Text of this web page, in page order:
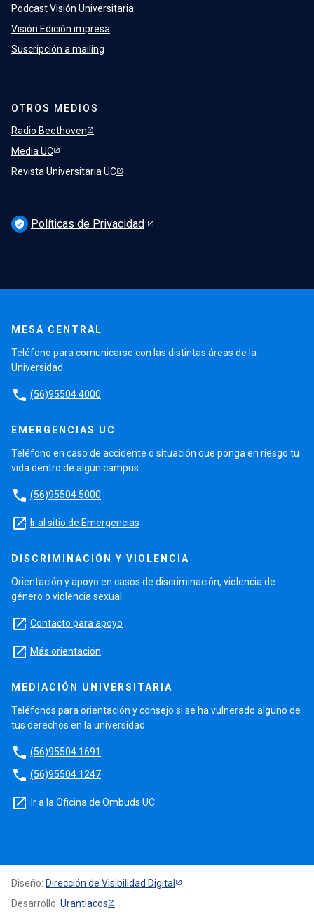
Podcast Visión Universitaria
Visión Edición impresa
Suscripción a mailing
OTROS MEDIOS
Radio Beethoven
Media UC
Revista Universitaria UC
verified_user Políticas de Privacidad
MESA CENTRAL
Teléfono para comunicarse con las distintas áreas de la
Universidad.
phone (56)95504 4000
EMERGENCIAS UC
Teléfono en caso de accidente o situación que ponga en riesgo tu
vida dentro de algún campus.
phone (56)95504 5000
launch Ir al sitio de Emergencias
DISCRIMINACIÓN Y VIOLENCIA
Orientación y apoyo en casos de discriminación, violencia de
género o violencia sexual.
launch Contacto para apoyo
launch Más orientación
MEDIACIÓN UNIVERSITARIA
Teléfonos para orientación y consejo si se ha vulnerado alguno de
tus derechos en la universidad.
phone (56)95504 1691
phone (56)95504 1247
launch Ir a la Oficina de Ombuds UC
Diseño: Dirección de Visibilidad Digital
Desarrollo: Urantiacos